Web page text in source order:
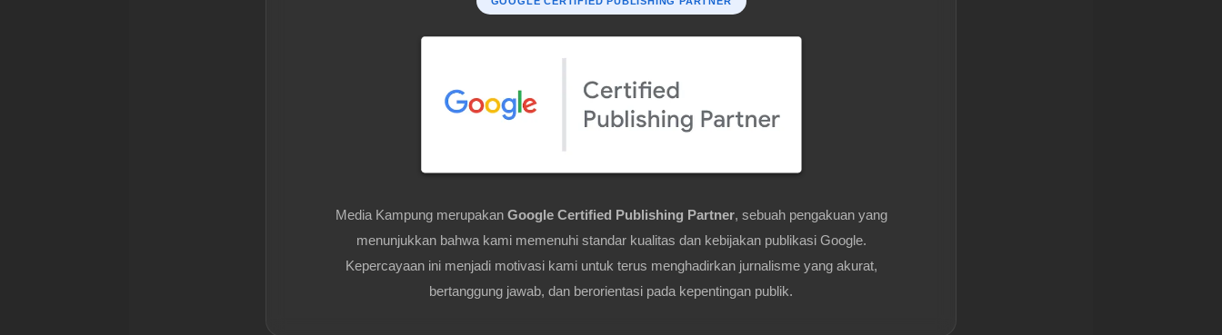
Media Kampung merupakan Google Certified Publishing Partner, sebuah pengakuan yang
menunjukkan bahwa kami memenuhi standar kualitas dan kebijakan publikasi Google.
Kepercayaan ini menjadi motivasi kami untuk terus menghadirkan jurnalisme yang akurat,
bertanggung jawab, dan berorientasi pada kepentingan publik.